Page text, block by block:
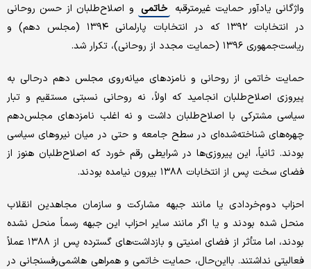
واژگانی یادآور حمایت غیرمترقبه خاتمی و اصلاح‌طلبان از حسن روحانی
در انتخابات ۱۳۹۲ که در انتخابات پارلمانی ۱۳۹۴ (مجلس دهم) و
ریاست‌جمهوری ۱۳۹۶ (حمایت مجدد از روحانی)، تکرار شد.
حمایت خاتمی از روحانی و نامزدهای میانه‌روی مجلس دهم درحالی به
پیروزی اصلاح‌طلبان انجامید که اولاً، نه روحانی نسبتی مستقیم و تبار
سیاسی مشترکی با اصلاح‌طلبان داشت و نه اغلب نامزدهای مجلس‌دهم
چهره‌های شناخته‌شده‌ای در سطح جامعه و حتی در میان نیروهای سیاسی
بودند. ثانیاً، این پیروزی‌ها در شرایطی رقم خورد که اصلاح‌طلبان هنوز از
فضای سخت پس از انتخابات ۱۳۸۸ بیرون نیامده بودند.
احزاب دوم‌خردادی یا مانند جبهه مشارکت و سازمان مجاهدین انقلاب
منحل شده بودند و یا اگر مانند سایر احزاب این جبهه رسماً منحل نشده
بودند، اما متأثر از فضای امنیتی و بازداشت‌های گسترده پس از ۱۳۸۸ عملاً
فعالیتی نداشتند. بااین‌حال، حمایت خاتمی و همراهی هاشمی‌رفسنجانی در